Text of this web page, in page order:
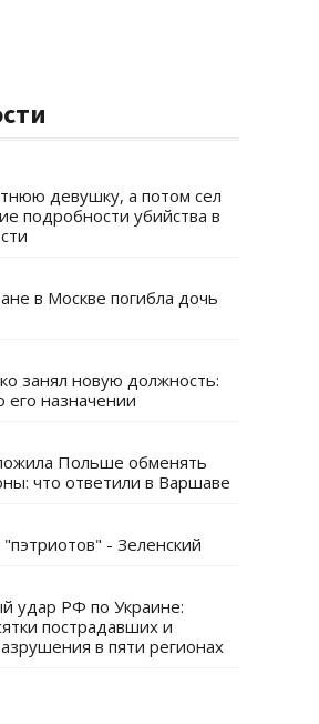
девушку, а потом сел
подробности убийства в
в Москве погибла дочь
занял новую должность:
его назначении
Польше обменять
что ответили в Варшаве
- Зеленский
удар РФ по Украине:
пострадавших и
в пяти регионах